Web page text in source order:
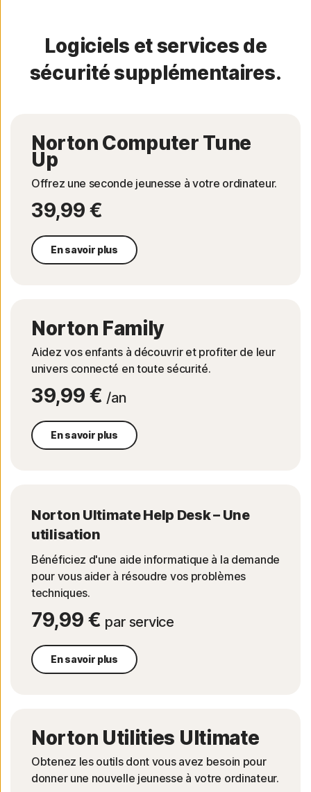
Logiciels et services de
sécurité supplémentaires.
Norton Computer Tune
Up
Offrez une seconde jeunesse à votre ordinateur.
39,99 €
En savoir plus
Norton Family
Aidez vos enfants à découvrir et profiter de leur
univers connecté en toute sécurité.
39,99 € /an
En savoir plus
Norton Ultimate Help Desk – Une
utilisation
Bénéficiez d'une aide informatique à la demande
pour vous aider à résoudre vos problèmes
techniques.
79,99 € par service
En savoir plus
Norton Utilities Ultimate
Obtenez les outils dont vous avez besoin pour
donner une nouvelle jeunesse à votre ordinateur.